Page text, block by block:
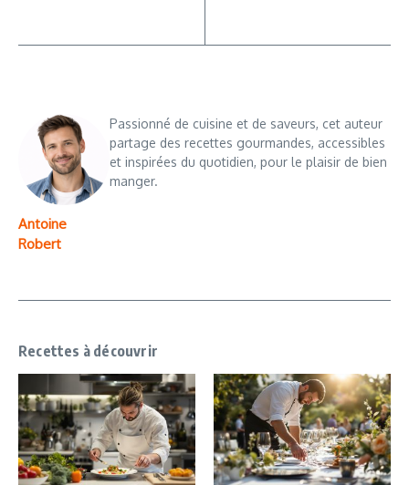
Antoine
Robert
Passionné de cuisine et de saveurs, cet auteur
partage des recettes gourmandes, accessibles
et inspirées du quotidien, pour le plaisir de bien
manger.
Recettes à découvrir